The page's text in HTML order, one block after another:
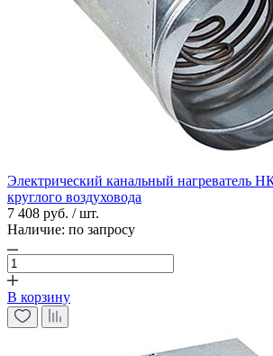
Электрический канальный нагреватель
круглого воздуховода
7 408 руб. / шт.
Наличие: по запросу
В корзину